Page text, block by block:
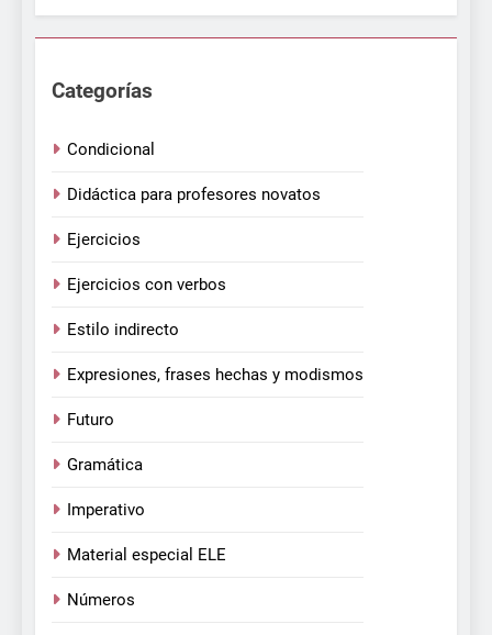
Categorías
Condicional
Didáctica para profesores novatos
Ejercicios
Ejercicios con verbos
Estilo indirecto
Expresiones, frases hechas y modismos
Futuro
Gramática
Imperativo
Material especial ELE
Números